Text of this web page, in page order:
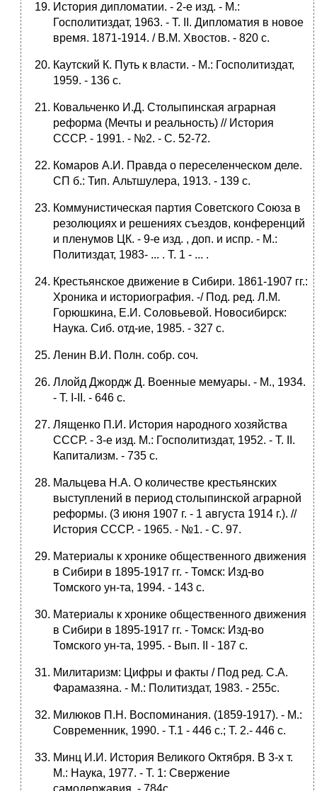
История дипломатии. - 2-е изд. - М.:
Госполитиздат, 1963. - Т. II. Дипломатия в новое
время. 1871-1914. / В.М. Хвостов. - 820 с.
Каутский К. Путь к власти. - М.: Госполитиздат,
1959. - 136 с.
Ковальченко И.Д. Столыпинская аграрная
реформа (Мечты и реальность) // История
СССР. - 1991. - №2. - С. 52-72.
Комаров А.И. Правда о переселенческом деле.
СП б.: Тип. Альтшулера, 1913. - 139 с.
Коммунистическая партия Советского Союза в
резолюциях и решениях съездов, конференций
и пленумов ЦК. - 9-е изд. , доп. и испр. - М.:
Политиздат, 1983- ... . Т. 1 - ... .
Крестьянское движение в Сибири. 1861-1907 гг.:
Хроника и историография. -/ Под. ред. Л.М.
Горюшкина, Е.И. Соловьевой. Новосибирск:
Наука. Сиб. отд-ие, 1985. - 327 с.
Ленин В.И. Полн. собр. соч.
Ллойд Джордж Д. Военные мемуары. - М., 1934.
- Т. I-II. - 646 с.
Лященко П.И. История народного хозяйства
СССР. - 3-е изд. М.: Госполитиздат, 1952. - Т. II.
Капитализм. - 735 с.
Мальцева Н.А. О количестве крестьянских
выступлений в период столыпинской аграрной
реформы. (3 июня 1907 г. - 1 августа 1914 г.). //
История СССР. - 1965. - №1. - С. 97.
Материалы к хронике общественного движения
в Сибири в 1895-1917 гг. - Томск: Изд-во
Томского ун-та, 1994. - 143 с.
Материалы к хронике общественного движения
в Сибири в 1895-1917 гг. - Томск: Изд-во
Томского ун-та, 1995. - Вып. II - 187 с.
Милитаризм: Цифры и факты / Под ред. С.А.
Фарамазяна. - М.: Политиздат, 1983. - 255с.
Милюков П.Н. Воспоминания. (1859-1917). - М.:
Современник, 1990. - Т.1 - 446 с.; Т. 2.- 446 с.
Минц И.И. История Великого Октября. В 3-х т.
М.: Наука, 1977. - Т. 1: Свержение